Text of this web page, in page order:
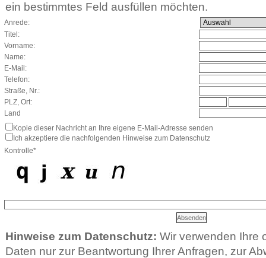
ein bestimmtes Feld ausfüllen möchten.
Anrede:
Titel:
Vorname:
Name:
E-Mail:
Telefon:
Straße, Nr.:
PLZ, Ort:
Land
Kopie dieser Nachricht an Ihre eigene E-Mail-Adresse senden
Ich akzeptiere die nachfolgenden Hinweise zum Datenschutz
Kontrolle*
Hinweise zum Datenschutz: Wir verwenden Ihre
Daten nur zur Beantwortung Ihrer Anfragen, zur